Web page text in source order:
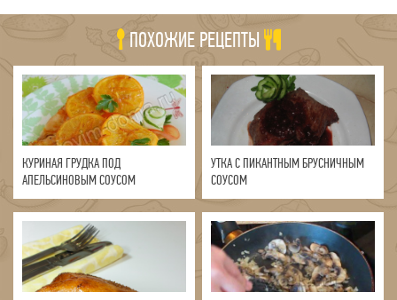
ПОХОЖИЕ РЕЦЕПТЫ
КУРИНАЯ ГРУДКА ПОД
АПЕЛЬСИНОВЫМ СОУСОМ
УТКА С ПИКАНТНЫМ БРУСНИЧНЫМ
СОУСОМ